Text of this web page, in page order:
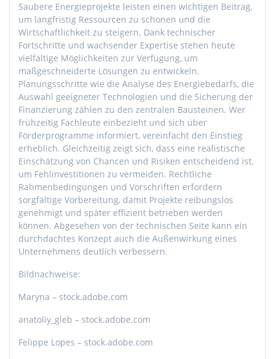
Saubere Energieprojekte leisten einen wichtigen Beitrag,
um langfristig Ressourcen zu schonen und die
Wirtschaftlichkeit zu steigern. Dank technischer
Fortschritte und wachsender Expertise stehen heute
vielfältige Möglichkeiten zur Verfügung, um
maßgeschneiderte Lösungen zu entwickeln.
Planungsschritte wie die Analyse des Energiebedarfs, die
Auswahl geeigneter Technologien und die Sicherung der
Finanzierung zählen zu den zentralen Bausteinen. Wer
frühzeitig Fachleute einbezieht und sich über
Förderprogramme informiert, vereinfacht den Einstieg
erheblich. Gleichzeitig zeigt sich, dass eine realistische
Einschätzung von Chancen und Risiken entscheidend ist,
um Fehlinvestitionen zu vermeiden. Rechtliche
Rahmenbedingungen und Vorschriften erfordern
sorgfältige Vorbereitung, damit Projekte reibungslos
genehmigt und später effizient betrieben werden
können. Abgesehen von der technischen Seite kann ein
durchdachtes Konzept auch die Außenwirkung eines
Unternehmens deutlich verbessern.
Bildnachweise:
Maryna – stock.adobe.com
anatoliy_gleb – stock.adobe.com
Felippe Lopes – stock.adobe.com